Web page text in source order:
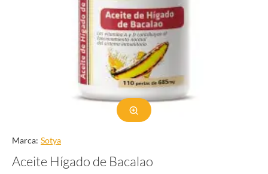
trabaja para proteger la salud humana y el medio ambiente. A
través de sus regulaciones, aplicación de la ley, investigación y
esfuerzos educativos, la EPA desempeña un papel crucial en el
tratamiento de cuestiones ambientales y la promoción de
prácticas sostenibles. El trabajo de la agencia es esencial para
garantizar un futuro más saludable y sostenible para todos. Como
individuos, es nuestra responsabilidad apoyar y cumplir con los
esfuerzos de la EPA para proteger el medio ambiente y
salvaguardar nuestro planeta para las generaciones futuras.
Marca: Sotya
Aceite Hígado de Bacalao